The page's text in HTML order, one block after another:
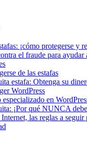
el fraude para ayudar
de las estafas
estafa: Obtenga su
WordPress
en WordPress
¡Por qué NUNCA
las reglas a seguir